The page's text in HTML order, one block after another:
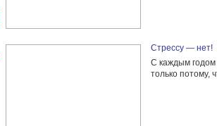
Стрессу — нет!
С каждым годом
только потому,